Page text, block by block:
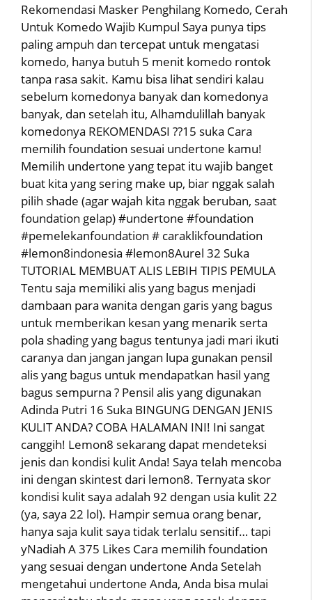
Rekomendasi Masker Penghilang Komedo, Cerah
Untuk Komedo Wajib Kumpul Saya punya tips
paling ampuh dan tercepat untuk mengatasi
komedo, hanya butuh 5 menit komedo rontok
tanpa rasa sakit. Kamu bisa lihat sendiri kalau
sebelum komedonya banyak dan komedonya
banyak, dan setelah itu, Alhamdulillah banyak
komedonya REKOMENDASI ??15 suka Cara
memilih foundation sesuai undertone kamu!
Memilih undertone yang tepat itu wajib banget
buat kita yang sering make up, biar nggak salah
pilih shade (agar wajah kita nggak beruban, saat
foundation gelap) #undertone #foundation
#pemelekanfoundation # caraklikfoundation
#lemon8indonesia #lemon8Aurel 32 Suka
TUTORIAL MEMBUAT ALIS LEBIH TIPIS PEMULA
Tentu saja memiliki alis yang bagus menjadi
dambaan para wanita dengan garis yang bagus
untuk memberikan kesan yang menarik serta
pola shading yang bagus tentunya jadi mari ikuti
caranya dan jangan jangan lupa gunakan pensil
alis yang bagus untuk mendapatkan hasil yang
bagus sempurna ? Pensil alis yang digunakan
Adinda Putri 16 Suka BINGUNG DENGAN JENIS
KULIT ANDA? COBA HALAMAN INI! Ini sangat
canggih! Lemon8 sekarang dapat mendeteksi
jenis dan kondisi kulit Anda! Saya telah mencoba
ini dengan skintest dari lemon8. Ternyata skor
kondisi kulit saya adalah 92 dengan usia kulit 22
(ya, saya 22 lol). Hampir semua orang benar,
hanya saja kulit saya tidak terlalu sensitif… tapi
yNadiah A 375 Likes Cara memilih foundation
yang sesuai dengan undertone Anda Setelah
mengetahui undertone Anda, Anda bisa mulai